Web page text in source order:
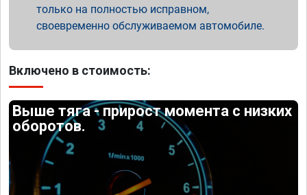
только на полностью исправном,
своевременно обслуживаемом автомобиле.
Включено в стоимость:
Выше тяга - прирост момента с низких
оборотов.